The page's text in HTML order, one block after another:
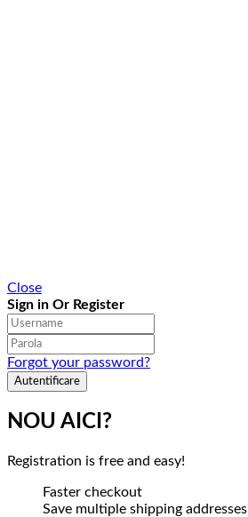
Close
Sign in Or Register
Forgot your password?
NOU AICI?
Registration is free and easy!
Faster checkout
Save multiple shipping addresses